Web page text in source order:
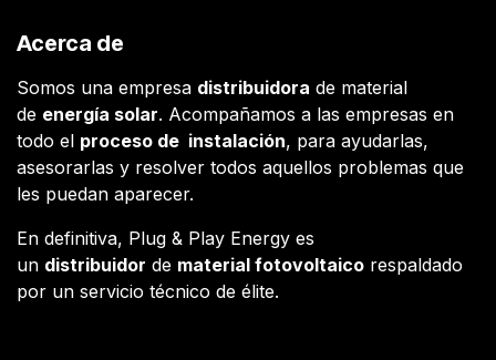
Acerca de
Somos una empresa distribuidora de material
de energía solar. Acompañamos a las empresas en
todo el proceso de instalación, para ayudarlas,
asesorarlas y resolver todos aquellos problemas que
les puedan aparecer.
En definitiva, Plug & Play Energy es
un distribuidor de material fotovoltaico respaldado
por un servicio técnico de élite.